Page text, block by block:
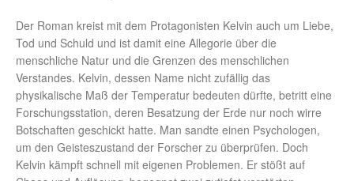
Der Roman kreist mit dem Protagonisten Kelvin auch um Liebe,
Tod und Schuld und ist damit eine Allegorie über die
menschliche Natur und die Grenzen des menschlichen
Verstandes. Kelvin, dessen Name nicht zufällig das
physikalische Maß der Temperatur bedeuten dürfte, betritt eine
Forschungsstation, deren Besatzung der Erde nur noch wirre
Botschaften geschickt hatte. Man sandte einen Psychologen,
um den Geisteszustand der Forscher zu überprüfen. Doch
Kelvin kämpft schnell mit eigenen Problemen. Er stößt auf